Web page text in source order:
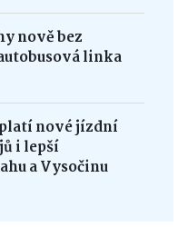
nově bez
linka
nové jízdní
i lepší
a Vysočinu